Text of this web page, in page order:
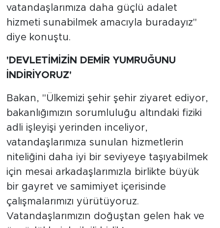
vatandaşlarımıza daha güçlü adalet
hizmeti sunabilmek amacıyla buradayız"
diye konuştu.
'DEVLETİMİZİN DEMİR YUMRUĞUNU
İNDİRİYORUZ'
Bakan, "Ülkemizi şehir şehir ziyaret ediyor,
bakanlığımızın sorumluluğu altındaki fiziki
adli işleyişi yerinden inceliyor,
vatandaşlarımıza sunulan hizmetlerin
niteliğini daha iyi bir seviyeye taşıyabilmek
için mesai arkadaşlarımızla birlikte büyük
bir gayret ve samimiyet içerisinde
çalışmalarımızı yürütüyoruz.
Vatandaşlarımızın doğuştan gelen hak ve